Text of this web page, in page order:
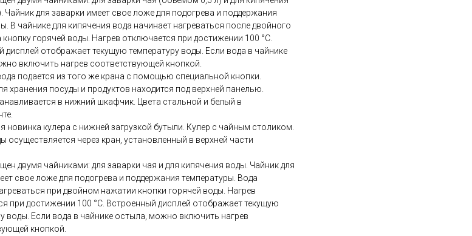
Чайник для заварки имеет свое ложе для подогрева и поддержания
В чайнике для кипячения вода начинает нагреваться после двойного
горячей воды. Нагрев отключается при достижении 100 °С.
дисплей отображает текущую температуру воды. Если вода в чайнике
включить нагрев соответствующей кнопкой.
подается из того же крана с помощью специальной кнопки.
хранения посуды и продуктов находится под верхней панелью.
в нижний шкафчик. Цвета стальной и белый в
новинка кулера с нижней загрузкой бутыли. Кулер с чайным столиком.
осуществляется через кран, установленный в верхней части
двумя чайниками: для заварки чая и для кипячения воды. Чайник для
свое ложе для подогрева и поддержания температуры. Вода
при двойном нажатии кнопки горячей воды. Нагрев
при достижении 100 °С. Встроенный дисплей отображает текущую
воды. Если вода в чайнике остыла, можно включить нагрев
кнопкой.